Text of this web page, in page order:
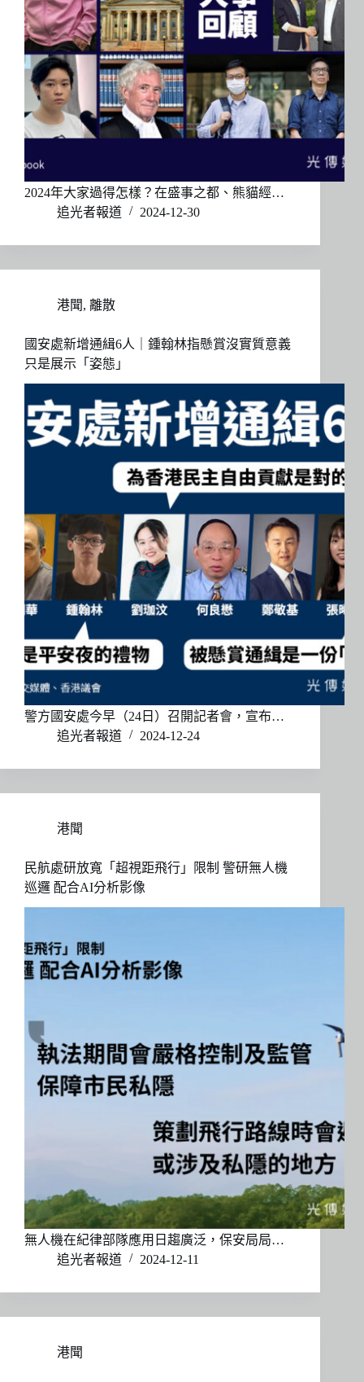
2024年大家過得怎樣？在盛事之都、熊貓經…
追光者報道
2024-12-30
港聞, 離散
國安處新增通緝6人｜鍾翰林指懸賞沒實質意義
只是展示「姿態」
警方國安處今早（24日）召開記者會，宣布…
追光者報道
2024-12-24
港聞
民航處研放寬「超視距飛行」限制 警研無人機
巡邏 配合AI分析影像
無人機在紀律部隊應用日趨廣泛，保安局局…
追光者報道
2024-12-11
港聞